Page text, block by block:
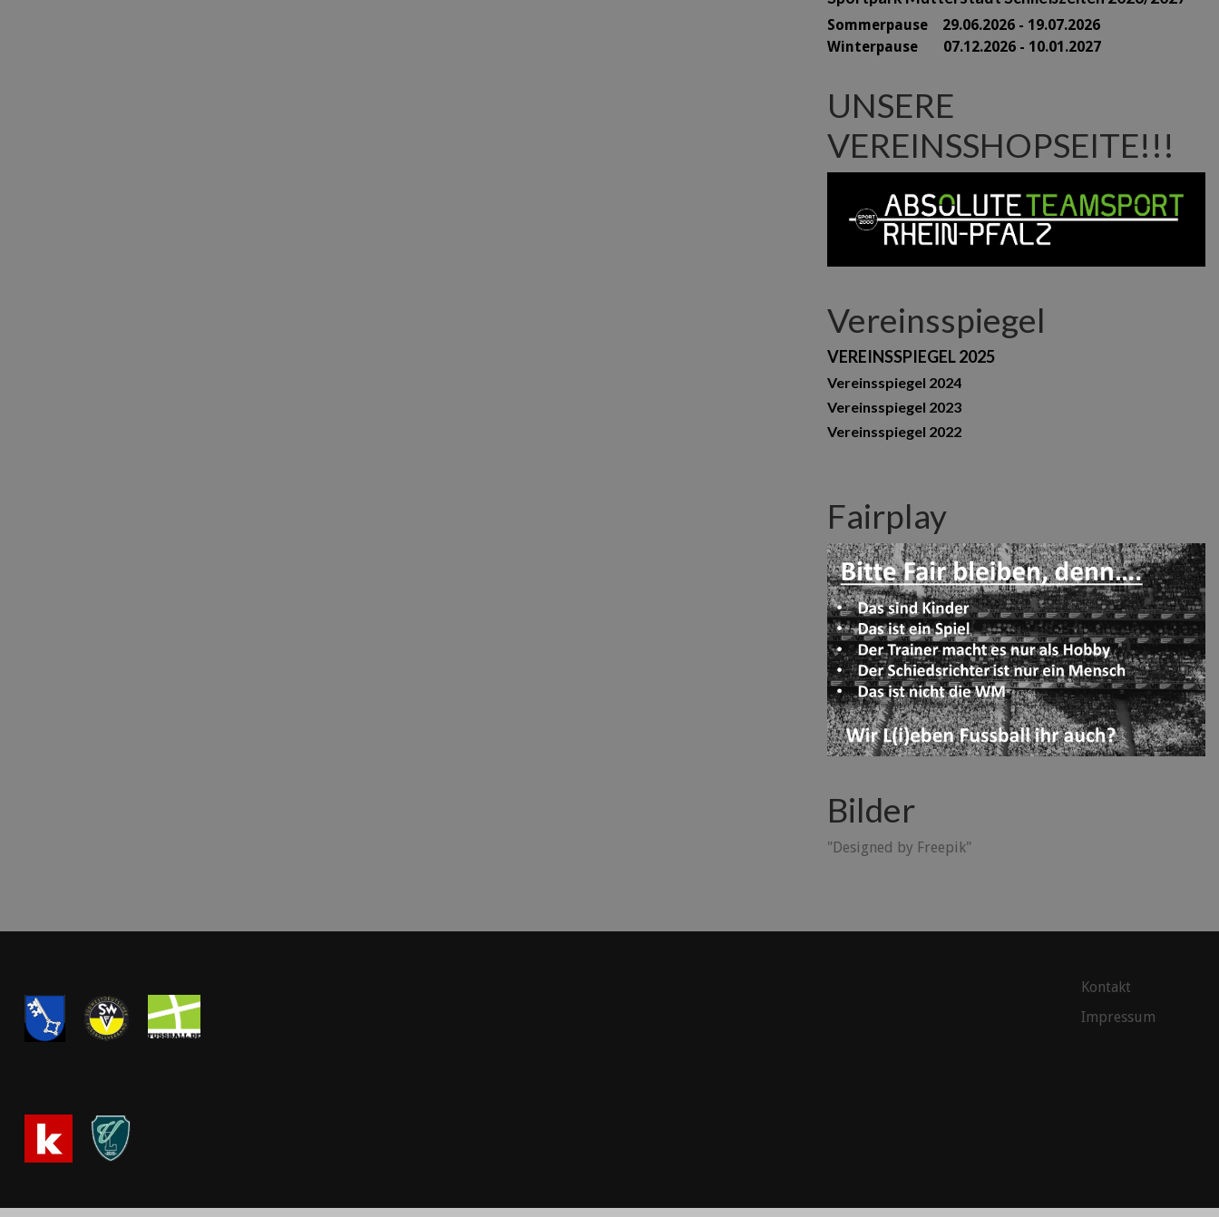
Sommerpause 29.06.2026 - 19.07.2026
Winterpause 07.12.2026 - 10.01.2027
UNSERE
VEREINSSHOPSEITE!!!
Vereinsspiegel
VEREINSSPIEGEL 2025
Vereinsspiegel 2024
Vereinsspiegel 2023
Vereinsspiegel 2022
Fairplay
Bilder
"Designed by Freepik"
Kontakt
Impressum